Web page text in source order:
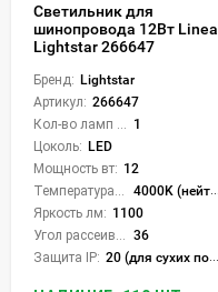
Светильник для
шинопровода 12Вт Linea
Lightstar 266647
Бренд: Lightstar
Артикул: 266647
1
Цоколь: LED
Мощность вт: 12
4000K (нейтральный)
Яркость лм: 1100
36
Защита IP: 20 (для сухих пом.)